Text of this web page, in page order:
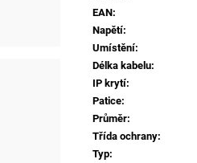
EAN:
Napětí:
Umístění:
Délka kabelu:
IP krytí:
Patice:
Průměr:
Třída ochrany:
Typ: